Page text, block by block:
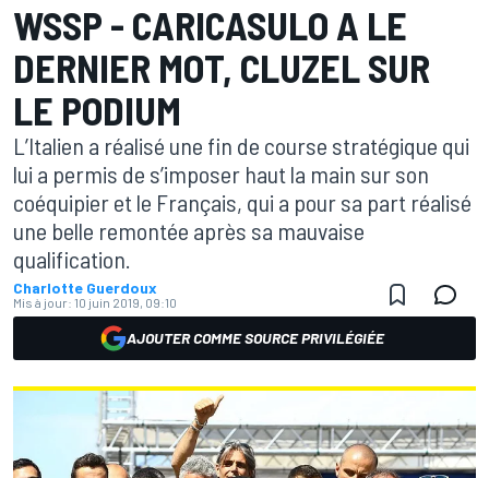
WSSP - CARICASULO A LE
DERNIER MOT, CLUZEL SUR
LE PODIUM
L’Italien a réalisé une fin de course stratégique qui
lui a permis de s’imposer haut la main sur son
coéquipier et le Français, qui a pour sa part réalisé
une belle remontée après sa mauvaise
qualification.
Charlotte Guerdoux
Mis à jour: 10 juin 2019, 09:10
AJOUTER COMME SOURCE PRIVILÉGIÉE